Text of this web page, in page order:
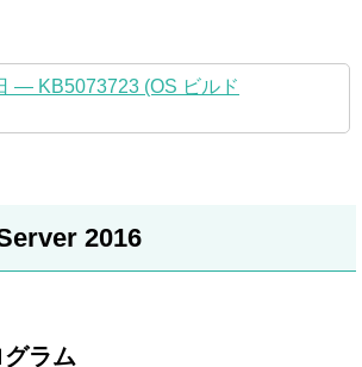
— KB5073723 (OS ビルド
2016
ラム